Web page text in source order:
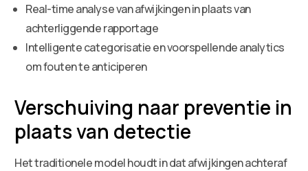
Real-time analyse van afwijkingen in plaats van
achterliggende rapportage
Intelligente categorisatie en voorspellende analytics
om fouten te anticiperen
Verschuiving naar preventie in
plaats van detectie
Het traditionele model houdt in dat afwijkingen achteraf